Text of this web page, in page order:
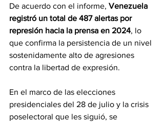
De acuerdo con el informe, Venezuela
registró un total de 487 alertas por
represión hacia la prensa en 2024, lo
que confirma la persistencia de un nivel
sostenidamente alto de agresiones
contra la libertad de expresión.
En el marco de las elecciones
presidenciales del 28 de julio y la crisis
poselectoral que les siguió, se